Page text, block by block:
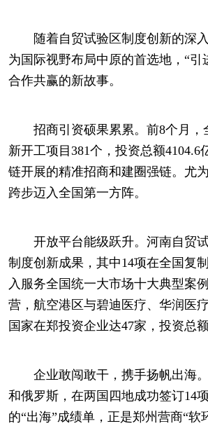
随着自贸试验区制度创新的深入
为国际视野布局中原的首选地，“
合作共赢的新故事。
招商引资硕果累累。前8个月，全
新开工项目381个，投资总额
链开展的精准招商和建圈强链。尤
跨步迈入全国第一方阵。
开放平台能级跃升。河南自贸试
制度创新成果，其中14项在全国复
入服务全国统一大市场十大典型案
营，航空港区与碧迪医疗、华润医
国家在郑投资企业达47家，投资总额
企业敢闯敢干，携手扬帆出海。
和俄罗斯，在两国四地成功签订14
的“出海”成绩单，正是郑州营商“软